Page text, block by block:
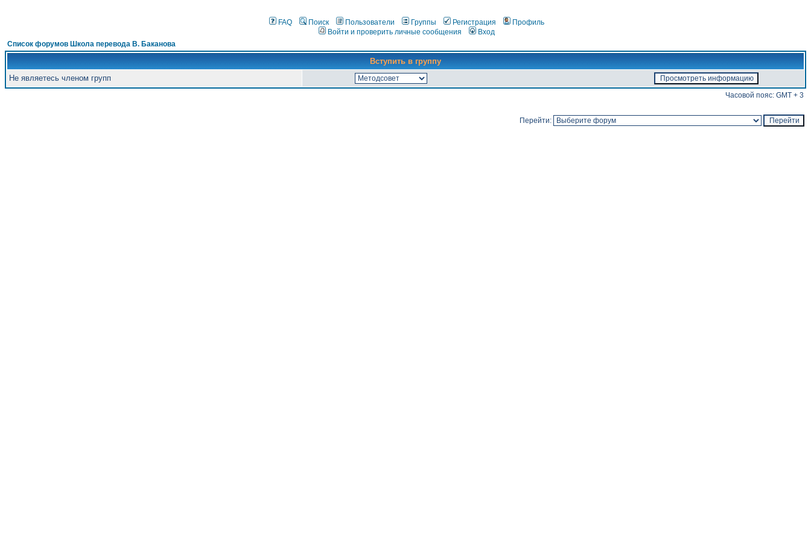
FAQ Поиск Пользователи Группы Регистрация
Профиль
Войти и проверить личные сообщения
Вход
Список форумов Школа перевода В. Баканова
Вступить в группу
Не являетесь членом групп
Часовой пояс: GMT + 3
Перейти: